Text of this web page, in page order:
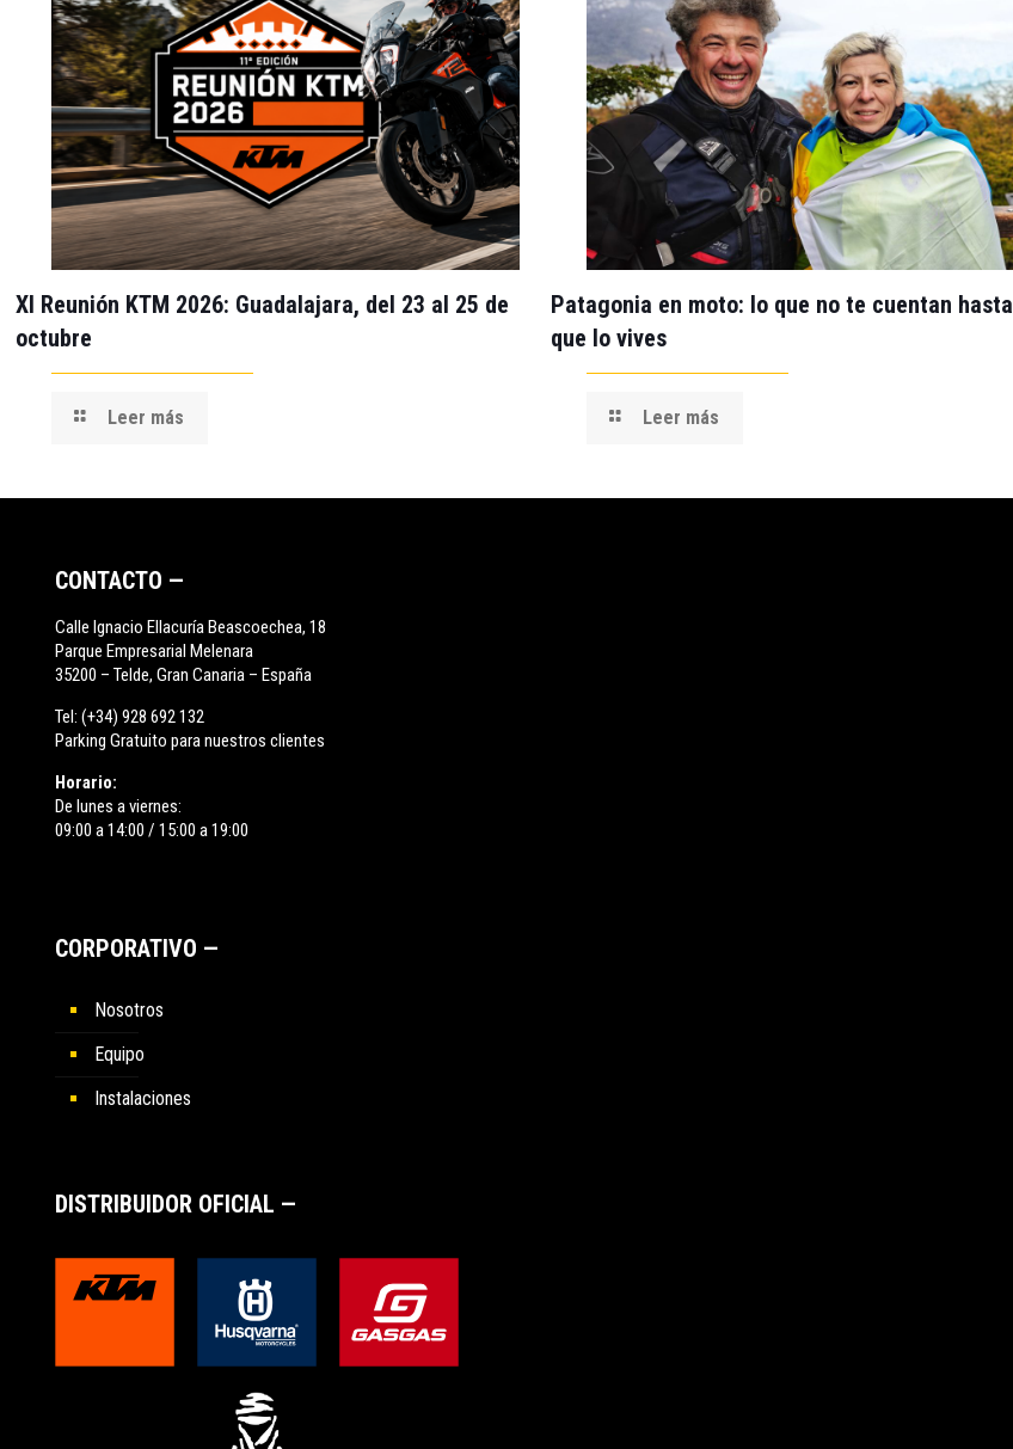
XI Reunión KTM 2026: Guadalajara, del 23 al 25 de
octubre
Leer más
Patagonia en moto: lo que no te cuentan hasta
que lo vives
Leer más
CONTACTO —
Calle Ignacio Ellacuría Beascoechea, 18
Parque Empresarial Melenara
35200 – Telde, Gran Canaria – España
Tel:(+34) 928 692 132
Parking Gratuito para nuestros clientes
Horario:
De lunes a viernes:
09:00 a 14:00 / 15:00 a 19:00
CORPORATIVO —
Nosotros
Equipo
Instalaciones
DISTRIBUIDOR OFICIAL —